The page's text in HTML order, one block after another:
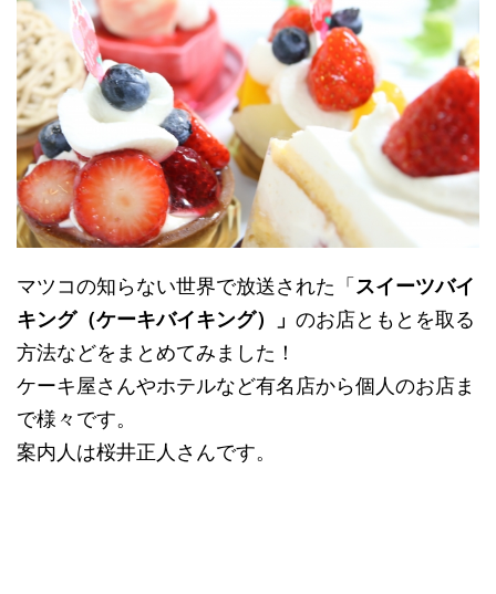
マツコの知らない世界で放送された「 スイーツバイ
キング（ケーキバイキング）」 のお店ともとを取る
方法などをまとめてみました！
ケーキ屋さんやホテルなど有名店から個人のお店ま
で様々です。
案内人は桜井正人さんです。